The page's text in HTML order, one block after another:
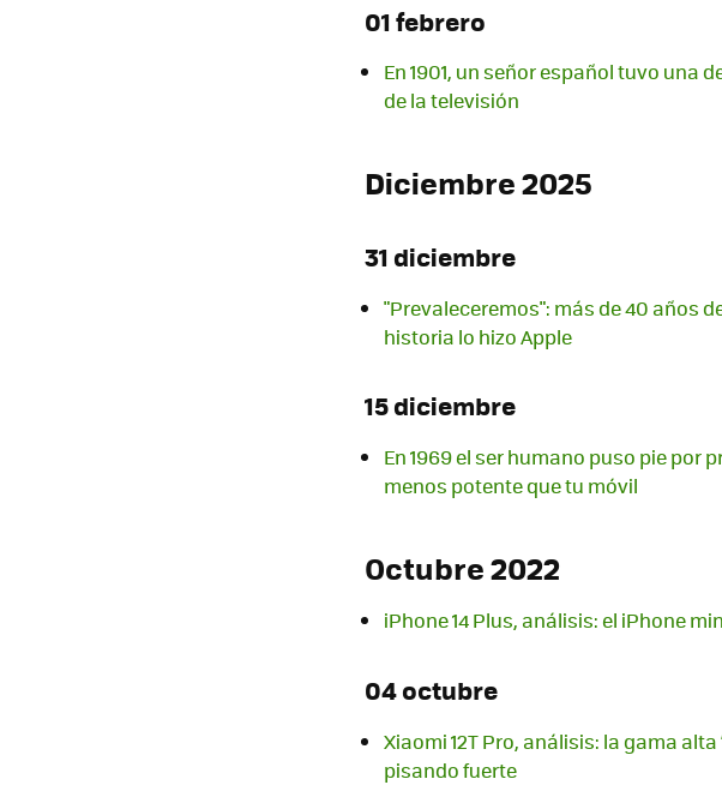
01 febrero
En 1901, un señor español tuvo una
de la televisión
Diciembre 2025
31 diciembre
"Prevaleceremos": más de 40 años
historia lo hizo Apple
15 diciembre
En 1969 el ser humano puso pie por
menos potente que tu móvil
Octubre 2022
iPhone 14 Plus, análisis: el iPhone
04 octubre
Xiaomi 12T Pro, análisis: la gama
pisando fuerte